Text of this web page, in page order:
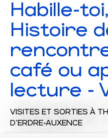
Habille-
Histoire
café ou
lecture -
VISITES ET SORTIES À
D'ERDRE-AUXENCE